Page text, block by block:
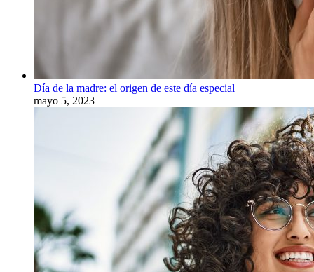
Día de la madre: el origen de este día especial
mayo 5, 2023